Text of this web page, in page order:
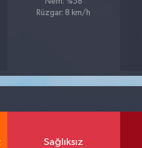
Nem: %58
Rüzgar: 8 km/h
Sağlıksız